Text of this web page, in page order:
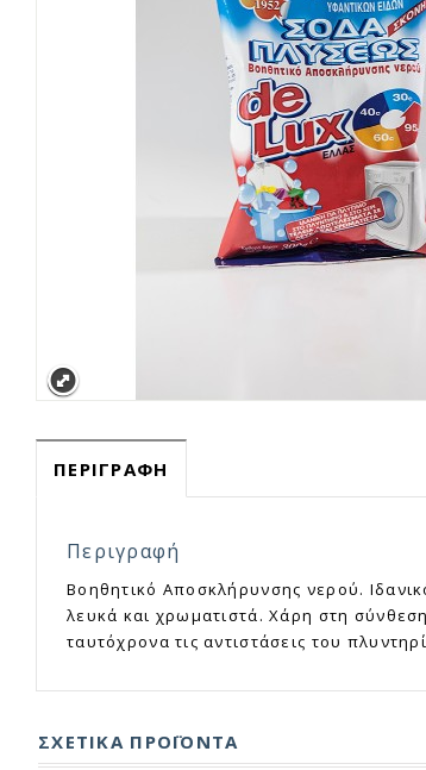
ΠΕΡΙΓΡΑΦΉ
Περιγραφή
Βοηθητικό Αποσκλήρυνσης νερού.
λευκά και χρωματιστά. Χάρη στη
ταυτόχρονα τις αντιστάσεις του
ΣΧΕΤΙΚΆ ΠΡΟΪΌΝΤΑ